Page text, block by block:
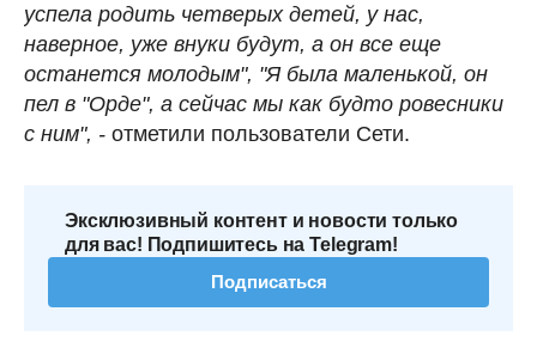
успела родить четверых детей, у нас,
наверное, уже внуки будут, а он все еще
останется молодым", "Я была маленькой, он
пел в "Орде", а сейчас мы как будто ровесники
с ним", - отметили пользователи Сети.
Эксклюзивный контент и новости только
для вас! Подпишитесь на Telegram!
Подписаться